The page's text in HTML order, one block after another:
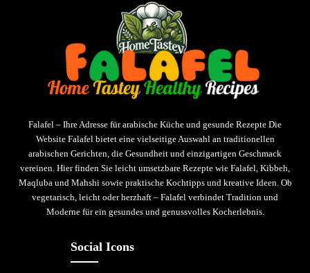
Falafel – Ihre Adresse für arabische Küche und gesunde Rezepte Die
Website Falafel bietet eine vielseitige Auswahl an traditionellen
arabischen Gerichten, die Gesundheit und einzigartigen Geschmack
vereinen. Hier finden Sie leicht umsetzbare Rezepte wie Falafel, Kibbeh,
Maqluba und Mahshi sowie praktische Kochtipps und kreative Ideen. Ob
vegetarisch, leicht oder herzhaft – Falafel verbindet Tradition und
Moderne für ein gesundes und genussvolles Kocherlebnis.
Social Icons